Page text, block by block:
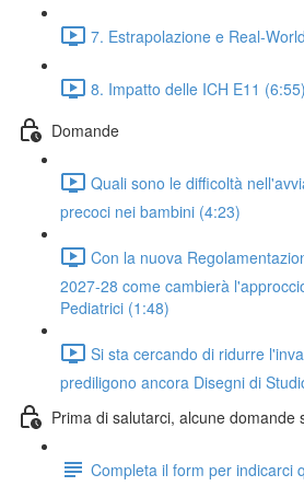
7. Estrapolazione e Real-
8. Impatto delle ICH E11 (6:55)
Domande
Quali sono le difficoltà
precoci nei bambini (4:23)
Con la nuova
2027-28 come cambierà
Pediatrici (1:48)
Si sta cercando di ridurre
prediligono ancora Disegni di
Prima di salutarci, alcune domande
Completa il form per indicarci